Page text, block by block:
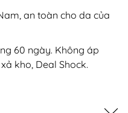
an toàn cho da của
60 ngày. Không áp
kho, Deal Shock.